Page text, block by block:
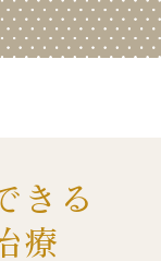
きる
療